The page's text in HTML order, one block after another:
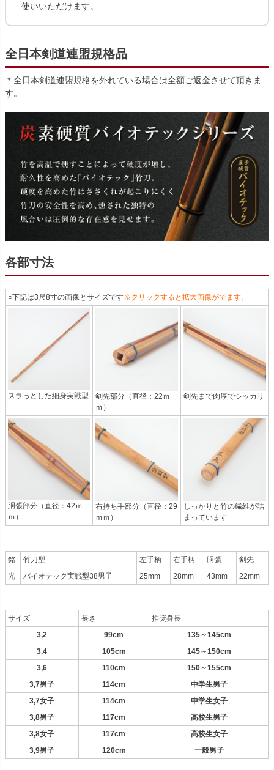
使いいただけます。
全日本剣道連盟規格品
＊全日本剣道連盟規格を外れている場合は全額ご返金させて頂きま
す。
各部寸法
○下記は3尺8寸の画像とサイズです※クリックすると拡大画像がでます。
スラっとした細身実戦型
剣先部分（直径：22ｍ
ｍ）
剣先まで肉厚でシッカリ
胴張部分（直径：42ｍ
ｍ）
右持ち手部分（直径：29
ｍｍ）
しっかりと竹の繊維が詰
まっています
銘 竹刀型 左手柄 右手柄 胴張
剣先
光
バイオテック実戦型38男子 25mm 28mm 43mm 22mm
サイズ 長さ
推奨身長
3,2
99cm
135～145cm
3,4
105cm
145～150cm
3,6
110cm
150～155cm
3,7男子
114cm
中学生男子
3,7女子
114cm
中学生女子
3,8男子
117cm
高校生男子
3,8女子
117cm
高校生女子
3,9男子
120cm 一般男子